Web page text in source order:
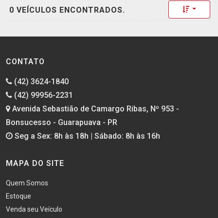
0 VEÍCULOS ENCONTRADOS. Toggle
CONTATO
(42) 3624-1840
(42) 99956-2231
Avenida Sebastião de Camargo Ribas, Nº 953 -
Bonsucesso - Guarapuava - PR
Seg a Sex: 8h às 18h | Sábado: 8h às 16h
MAPA DO SITE
Quem Somos
Estoque
Venda seu Veículo